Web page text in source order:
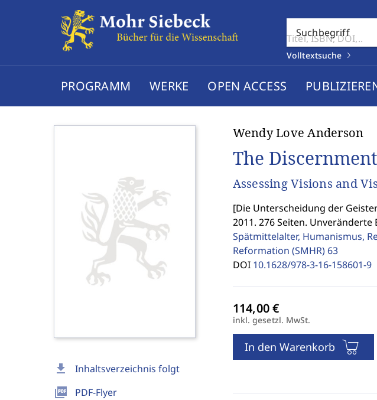
Suchbegriff
Volltextsuche
PROGRAMM WERKE OPEN ACCESS
download Inhaltsverzeichnis folgt
picture_as_pdf PDF-Flyer
Wendy Love Anderson
The
Assessing Visions and
[Die Unterscheidung der
2011. 276 Seiten. Unveränderte
Spätmittelalter, Humanismus,
Reformation (SMHR) 63
DOI 10.1628/978-3-16-158601-9
inkl. gesetzl. MwSt.
In den Warenkorb